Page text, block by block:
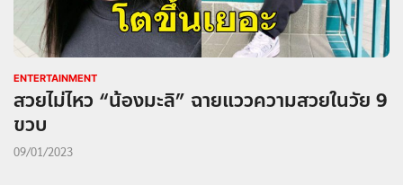
ENTERTAINMENT
สวยไม่ไหว “น้องมะลิ” ฉายแววความสวยในวัย 9
ขวบ
09/01/2023